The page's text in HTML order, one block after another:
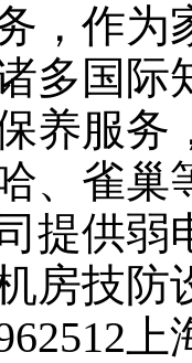
，作为
多国际
养服务
、雀巢
提供弱
房技防